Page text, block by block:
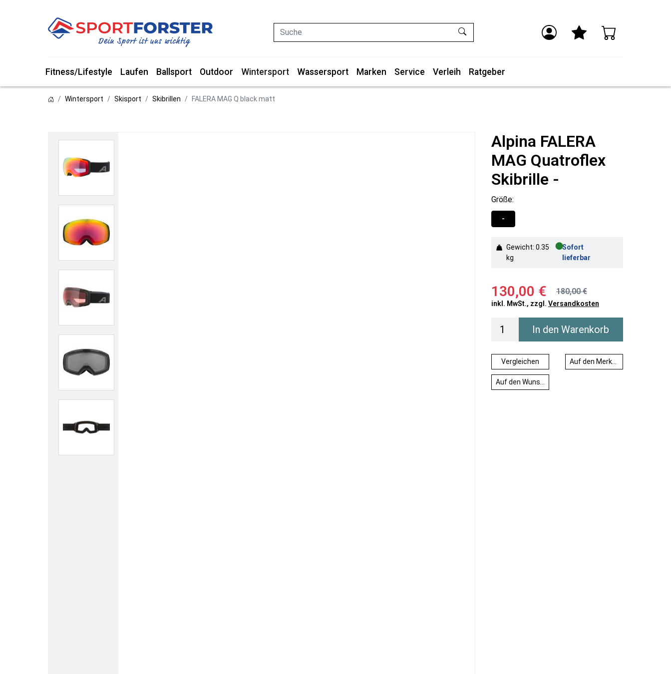
Suche
Fitness/Lifestyle Laufen Ballsport Outdoor Wintersport Wassersport Marken Service Verleih Ratgeber
Wintersport Skisport Skibrillen FALERA MAG Q black matt
Alpina FALERA
MAG Quatroflex
Skibrille -
Größe:
-
Gewicht: 0.35
kg
●Sofort
lieferbar
130,00 € 180,00 €
inkl. MwSt., zzgl. Versandkosten
In den Warenkorb
Vergleichen